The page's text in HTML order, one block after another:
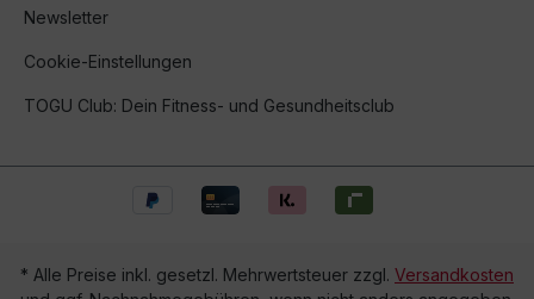
Newsletter
Cookie-Einstellungen
TOGU Club: Dein Fitness- und Gesundheitsclub
* Alle Preise inkl. gesetzl. Mehrwertsteuer zzgl. Versandkosten